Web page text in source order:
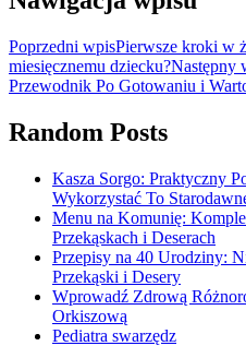
Poprzedni wpisPierwsze kroki w
miesięcznemu dziecku?Następny
Przewodnik Po Gotowaniu i
Random Posts
Kasza Sorgo: Praktyczny
Wykorzystać To
Menu na Komunię:
Przekąskach i Deserach
Przepisy na 40 Urodziny:
Przekąski i Desery
Wprowadź Zdrową
Orkiszową
Pediatra swarzędz